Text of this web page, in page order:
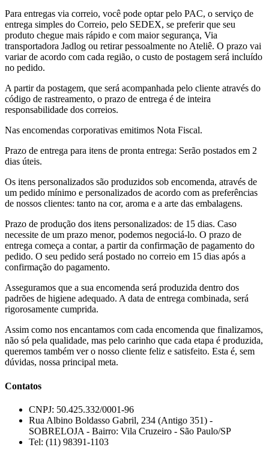
Para entregas via correio, você pode optar pelo PAC, o serviço de
entrega simples do Correio, pelo SEDEX, se preferir que seu
produto chegue mais rápido e com maior segurança, Via
transportadora Jadlog ou retirar pessoalmente no Ateliê. O prazo vai
variar de acordo com cada região, o custo de postagem será incluído
no pedido.
A partir da postagem, que será acompanhada pelo cliente através do
código de rastreamento, o prazo de entrega é de inteira
responsabilidade dos correios.
Nas encomendas corporativas emitimos Nota Fiscal.
Prazo de entrega para itens de pronta entrega: Serão postados em 2
dias úteis.
Os itens personalizados são produzidos sob encomenda, através de
um pedido mínimo e personalizados de acordo com as preferências
de nossos clientes: tanto na cor, aroma e a arte das embalagens.
Prazo de produção dos itens personalizados: de 15 dias. Caso
necessite de um prazo menor, podemos negociá-lo. O prazo de
entrega começa a contar, a partir da confirmação de pagamento do
pedido. O seu pedido será postado no correio em 15 dias após a
confirmação do pagamento.
Asseguramos que a sua encomenda será produzida dentro dos
padrões de higiene adequado. A data de entrega combinada, será
rigorosamente cumprida.
Assim como nos encantamos com cada encomenda que finalizamos,
não só pela qualidade, mas pelo carinho que cada etapa é produzida,
queremos também ver o nosso cliente feliz e satisfeito. Esta é, sem
dúvidas, nossa principal meta.
Contatos
CNPJ: 50.425.332/0001-96
Rua Albino Boldasso Gabril, 234 (Antigo 351) -
SOBRELOJA - Bairro: Vila Cruzeiro - São Paulo/SP
​​​​​​​​​​​​​​​​​​​​Tel: (11) 98391-1103